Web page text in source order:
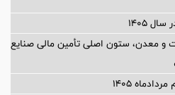
معدن، ستون اصلی تأمین مالی صنایع
۱۴۰۵